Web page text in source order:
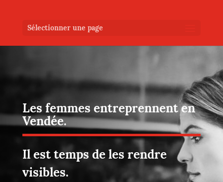
Sélectionner une page
Les femmes entreprennent en
Vendée.
Il est temps de les rendre
visibles.